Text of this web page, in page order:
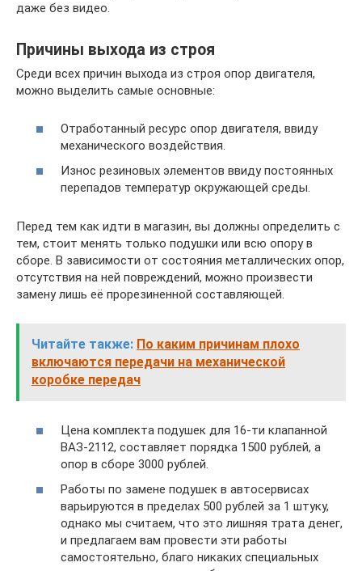
даже без видео.
Причины выхода из строя
Среди всех причин выхода из строя опор двигателя,
можно выделить самые основные:
Отработанный ресурс опор двигателя, ввиду
механического воздействия.
Износ резиновых элементов ввиду постоянных
перепадов температур окружающей среды.
Перед тем как идти в магазин, вы должны определить с
тем, стоит менять только подушки или всю опору в
сборе. В зависимости от состояния металлических опор,
отсутствия на ней повреждений, можно произвести
замену лишь её прорезиненной составляющей.
Читайте также: По каким причинам плохо
включаются передачи на механической
коробке передач
Цена комплекта подушек для 16-ти клапанной
ВАЗ-2112, составляет порядка 1500 рублей, а
опор в сборе 3000 рублей.
Работы по замене подушек в автосервисах
варьируются в пределах 500 рублей за 1 штуку,
однако мы считаем, что это лишняя трата денег,
и предлагаем вам провести эти работы
самостоятельно, благо никаких специальных